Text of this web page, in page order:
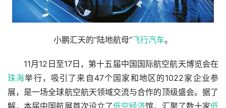
小鹏汇天的“陆地航母”飞行汽车。
11月12日至17日，第十五届中国国际航空航天博览会在
珠海举行，吸引了来自47个国家和地区的1022家企业参
展，是一场全球航空航天领域交流与合作的顶级盛会。据了
解，本届中国航展首次设立了低空经济馆，汇聚了数十家低